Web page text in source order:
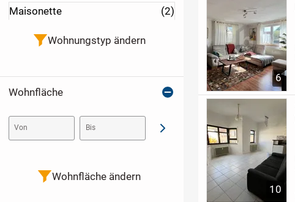
6
10
Maisonette (2)
Wohnungstyp ändern
Wohnfläche
Von Bis Abschicken
Wohnfläche ändern